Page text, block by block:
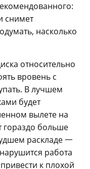
снимет
насколько
относительно
вровень с
В лучшем
будет
вылете на
гораздо больше
раскладе 一
работа
к плохой